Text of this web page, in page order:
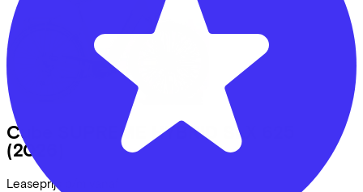
Cube
SUPREME HYBRID SLX 625
(2026)
Leaseprijs p/m vanaf